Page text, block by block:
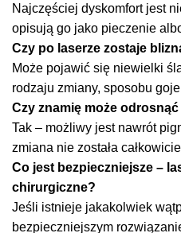
Najczęściej dyskomfort jest
opisują go jako pieczenie
Czy po laserze zostaje
Może pojawić się niewielki
rodzaju zmiany, sposobu
Czy znamię może
Tak – możliwy jest nawrót
zmiana nie została
Co jest bezpieczniejsze –
chirurgiczne?
Jeśli istnieje jakakolwiek
bezpieczniejszym